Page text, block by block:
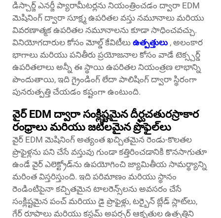
డిస్చార్జ్ ఎనర్జీ ప్యారామీటర్లను నియంత్రించడం ద్వారా EDM
మెషినింగ్ ద్వారా సూక్ష్మ ఉపరితల వస్తు నమూనాలు మరియు
వివరణాత్మక ఉపరితల నమూనాలను కూడా సాధించవచ్చు.
వినియోగదారుల కోసం మోల్డ్ కేవిటీలు ఉత్పత్తులు , అలంకార
భాగాలు మరియు పనితీరు ప్రయోజనాల కోసం వాడే టెక్స్చర్డ్
ఉపరితలాలు అన్నీ ఈ స్థాయి ఉపరితల నియంత్రణ లాభాన్ని
పొందుతాయి, ఇది గ్రైండింగ్ లేదా పాలిషింగ్ ద్వారా స్థిరంగా
పునరుత్పత్తి చేయడం కష్టంగా ఉంటుంది.
వైర్ EDM ద్వారా సంక్లిష్టమైన దీర్ఘచతురస్రాకార
రంధ్రాలు మరియు జటిలమైన ప్రొఫైల్‌లు
వైర్ EDM మెషినింగ్ అత్యంత ఖచ్చితమైన రెండు-కొలతల
ప్రొఫైళ్లను పని చేసే వస్తువు గుండా కత్తిరించడానికి కొనసాగుతూ
ఉండే వైర్ ఎలెక్ట్రోడ్‌ను ఉపయోగించి జ్యామితీయ సామర్థ్యాన్ని
మరింత విస్తరిస్తుంది. ఇది పరిమాణం మరియు స్థానం
రెండింటిపైనా కచ్చితమైన టాలరెన్స్‌లను అవసరం చేసే
సంక్లిష్టమైన పంచ్ మరియు డై ప్రొఫైళ్లు, టర్బైన్ బ్లేడ్ స్లాట్‌లు,
గేర్ రూపాలు మరియు కస్టమ్ అపర్చర్ ఆకృతుల ఉత్పత్తిని